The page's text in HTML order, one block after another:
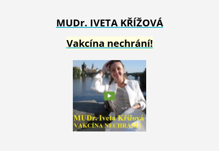
MUDr. IVETA KŘÍŽOVÁ
Vakcína nechrání!